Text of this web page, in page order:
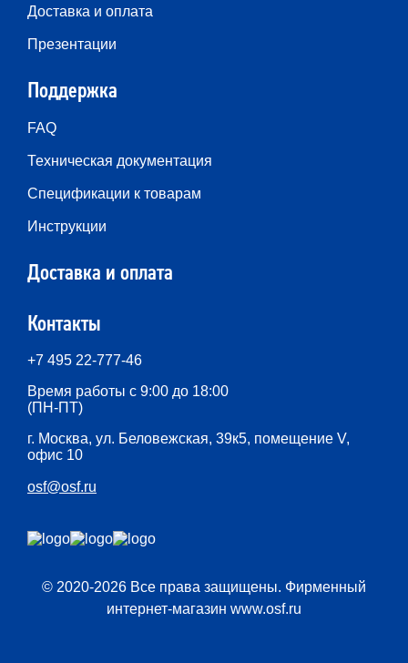
Доставка и оплата
Презентации
Поддержка
FAQ
Техническая документация
Спецификации к товарам
Инструкции
Доставка и оплата
Контакты
+7 495 22-777-46
Время работы с 9:00 до 18:00
(ПН-ПТ)
г. Москва, ул. Беловежская, 39к5, помещение V,
офис 10
osf@osf.ru
© 2020-2026 Все права защищены. Фирменный
интернет-магазин www.osf.ru